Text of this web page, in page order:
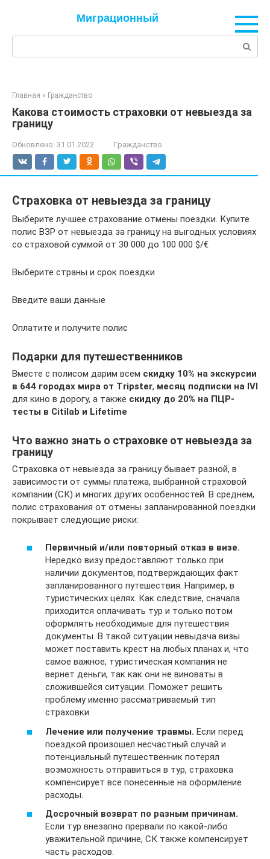
Миграционный
Главная » Гражданство
Какова стоимость страховки от невыезда за
границу
Обновлено: 31.01.2022 Гражданство
Страховка от невыезда за границу
Выберите лучшее страхование отмены поездки. Купите
полис ВЗР от невыезда за границу на выгодных условиях
со страховой суммой от 30 000 до 100 000 $/€
Выберите страны и срок поездки
Введите ваши данные
Оплатите и получите полис
Подарки для путешественников
Вместе с полисом дарим всем скидку 10% на экскурсии
в 644 городах мира от Tripster, месяц подписки на IVI
для кино в дорогу, а также скидку до 20% на ПЦР-
тесты в Citilab и Lifetime
Что важно знать о страховке от невыезда за
границу
Страховка от невыезда за границу бывает разной, в
зависимости от суммы платежа, выбранной страховой
компании (СК) и многих других особенностей. В среднем,
полис страхования от отмены запланированной поездки
покрывает следующие риски:
Первичный и/или повторный отказ в визе.
Нередко визу предоставляют только при
наличии документов, подтверждающих факт
запланированного путешествия. Например, в
туристических целях. Как следствие, сначала
приходится оплачивать тур и только потом
оформлять необходимые для путешествия
документы. В такой ситуации невыдача визы
может поставить крест на любых планах и, что
самое важное, туристическая компания не
вернет деньги, так как они не виноваты в
сложившейся ситуации. Поможет решить
проблему именно рассматриваемый тип
страховки.
Лечение или получение травмы. Если перед
поездкой произошел несчастный случай и
потенциальный путешественник потерял
возможность отправиться в тур, страховка
компенсирует все понесенные на оформление
расходы.
Досрочный возврат по разным причинам.
Если тур внезапно прервали по какой-либо
уважительной причине, СК также компенсирует
часть расходов.